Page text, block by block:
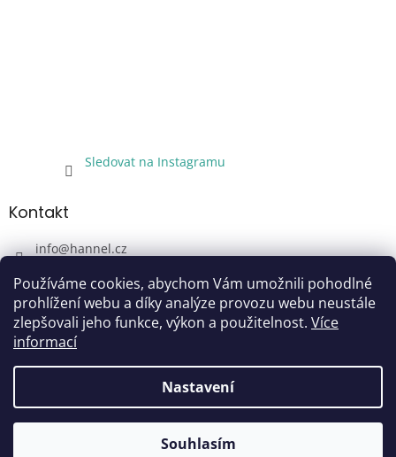
Používáme cookies, abychom Vám umožnili pohodlné
prohlížení webu a díky analýze provozu webu neustále
zlepšovali jeho funkce, výkon a použitelnost. Více
informací
Nastavení
Souhlasím
Sledovat na Instagramu
Kontakt
info@hannel.cz
+420733345621
Sledujte nás!
hannel.cz
Vytvořil Shoptet
Hannel. Všechna práva vyhrazena.